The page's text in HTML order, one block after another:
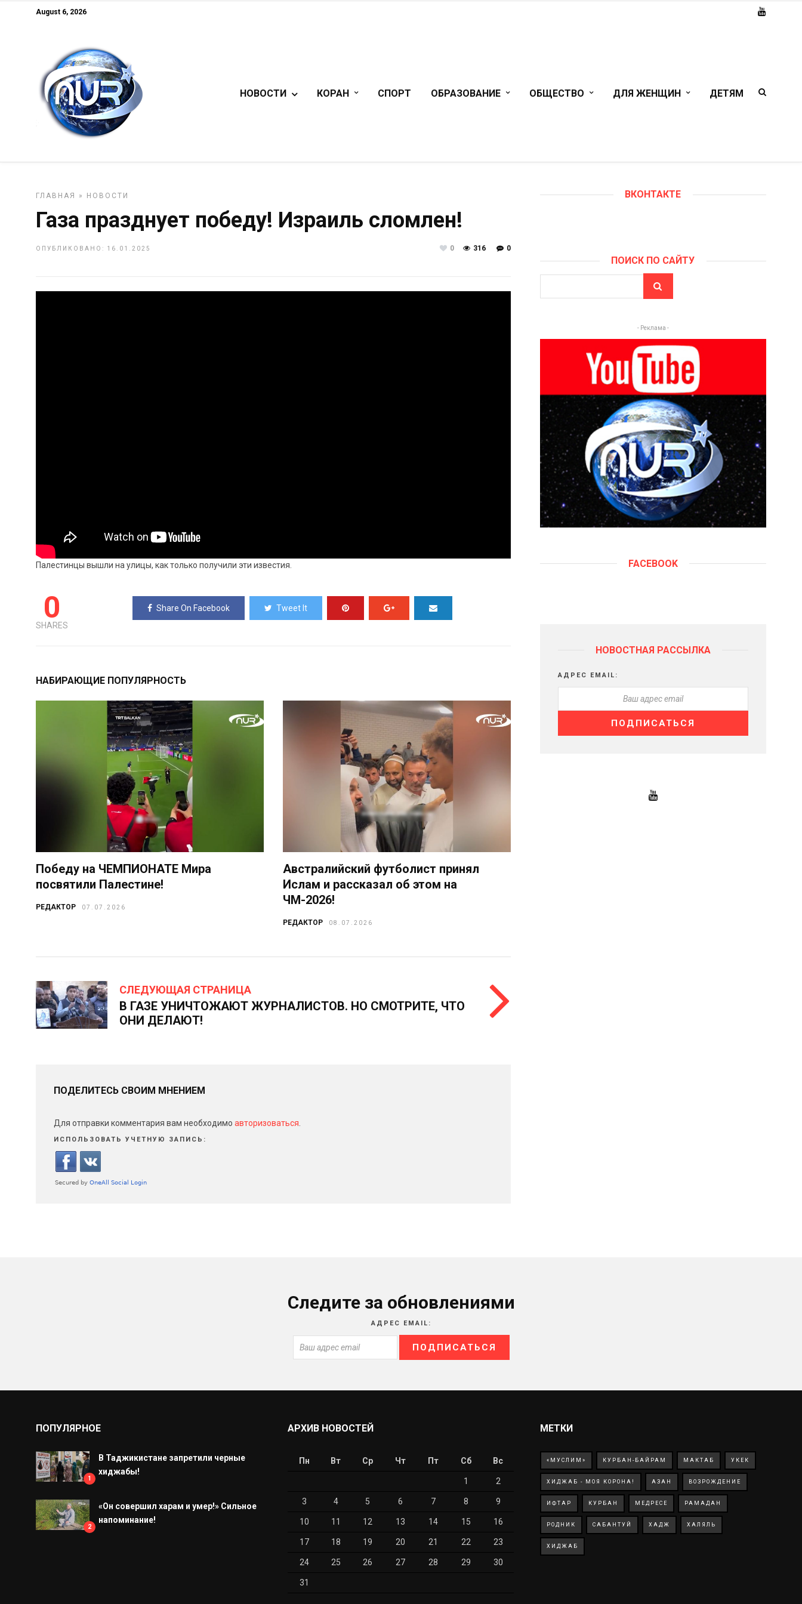
August 6, 2026
НОВОСТИ КОРАН СПОРТ ОБРАЗОВАНИЕ ОБЩЕСТВО ДЛЯ ЖЕНЩИН ДЕТЯМ
ГЛАВНАЯ » НОВОСТИ
Газа празднует победу! Израиль сломлен!
ОПУБЛИКОВАНО: 16.01.2025 0
316
0
Палестинцы вышли на улицы, как только получили эти известия.
0
SHARES
Share On Facebook Tweet It
НАБИРАЮЩИЕ ПОПУЛЯРНОСТЬ
Победу на ЧЕМПИОНАТЕ Мира
посвятили Палестине!
РЕДАКТОР 07.07.2026
Австралийский футболист принял
Ислам и рассказал об этом на
ЧМ-2026!
РЕДАКТОР 08.07.2026
СЛЕДУЮЩАЯ СТРАНИЦА
В ГАЗЕ УНИЧТОЖАЮТ ЖУРНАЛИСТОВ. НО СМОТРИТЕ, ЧТО
ОНИ ДЕЛАЮТ!
ПОДЕЛИТЕСЬ СВОИМ МНЕНИЕМ
Для отправки комментария вам необходимо авторизоваться
ИСПОЛЬЗОВАТЬ УЧЕТНУЮ ЗАПИСЬ:
ВКОНТАКТЕ
ПОИСК ПО САЙТУ
- Реклама -
FACEBOOK
НОВОСТНАЯ РАССЫЛКА
АДРЕС EMAIL:
Следите за обновлениями
АДРЕС EMAIL:
ПОПУЛЯРНОЕ
1
В Таджикистане запретили черные
хиджабы!
2
«Он совершил харам и умер!» Сильное
напоминание!
АРХИВ НОВОСТЕЙ
Пн Вт Ср Чт Пт Сб Вс
1 2
3 4 5 6 7 8 9
10 11 12 13 14 15 16
17 18 19 20 21 22 23
24 25 26 27 28 29 30
31
МЕТКИ
«МУСЛИМ» КУРБАН-БАЙРАМ МАКТАБ УКЕК
ХИДЖАБ - МОЯ КОРОНА! АЗАН ВОЗРОЖДЕНИЕ
ИФТАР КУРБАН МЕДРЕСЕ РАМАДАН
РОДНИК САБАНТУЙ ХАДЖ ХАЛЯЛЬ
ХИДЖАБ